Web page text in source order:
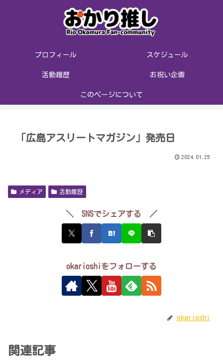
プロフィール スケジュール
活動履歴 お祝い企画
このページについて
「広島アスリートマガジン」発売日
2024.01.25
メディア 活動履歴
＼ SNSでシェアする ／
okarioshiをフォローする
okarioshi
関連記事